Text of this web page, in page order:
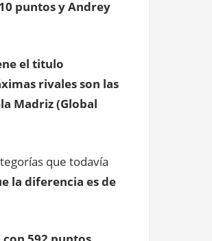
puntos y Andrey
el titulo
rivales son las
Madriz (Global
que todavía
la diferencia es de